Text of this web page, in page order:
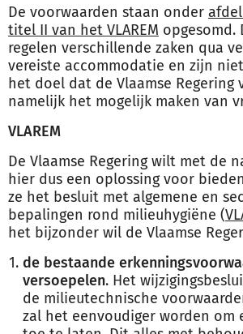
De voorwaarden staan onder
titel II van het VLAREM opgesomd.
regelen verschillende zaken qua
vereiste accommodatie en zijn
het doel dat de Vlaamse Regering
namelijk het mogelijk maken van
VLAREM
De Vlaamse Regering wilt met de
hier dus een oplossing voor
ze het besluit met algemene en
bepalingen rond milieuhygiëne (
het bijzonder wil de Vlaamse
de bestaande
versoepelen. Het
de milieutechnische
zal het eenvoudiger worden om